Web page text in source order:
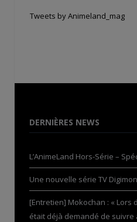
Tweets by Animeland_mag
DERNIÈRES NEWS
L’AnimeLand Hors-Série –
Une nouvelle série TV
[Entretien] Mokochan : « Lors
était déjà demandé de suivre